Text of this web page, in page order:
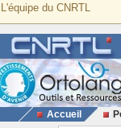
L'équipe du CNRTL
Accueil